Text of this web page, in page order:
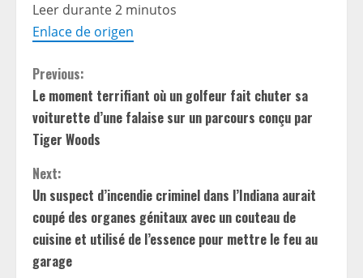
Leer durante 2 minutos
Enlace de origen
C
o
n
t
i
n
Previous:
Le moment terrifiant où un golfeur fait chuter sa
voiturette d’une falaise sur un parcours conçu par
Tiger Woods
Next:
Un suspect d’incendie criminel dans l’Indiana aurait
coupé des organes génitaux avec un couteau de
cuisine et utilisé de l’essence pour mettre le feu au
garage